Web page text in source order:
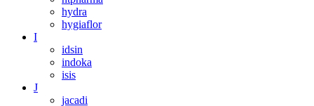
hydra
hygiaflor
I
idsin
indoka
isis
J
jacadi